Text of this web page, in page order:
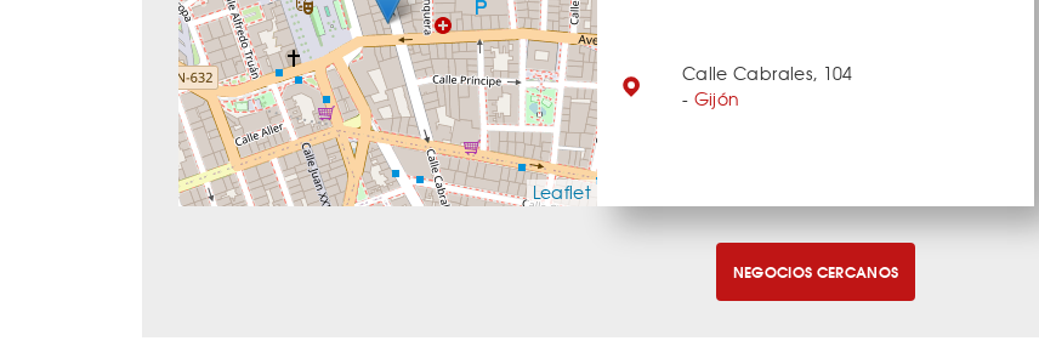
Leaflet
Calle Cabrales, 104
- Gijón
NEGOCIOS CERCANOS